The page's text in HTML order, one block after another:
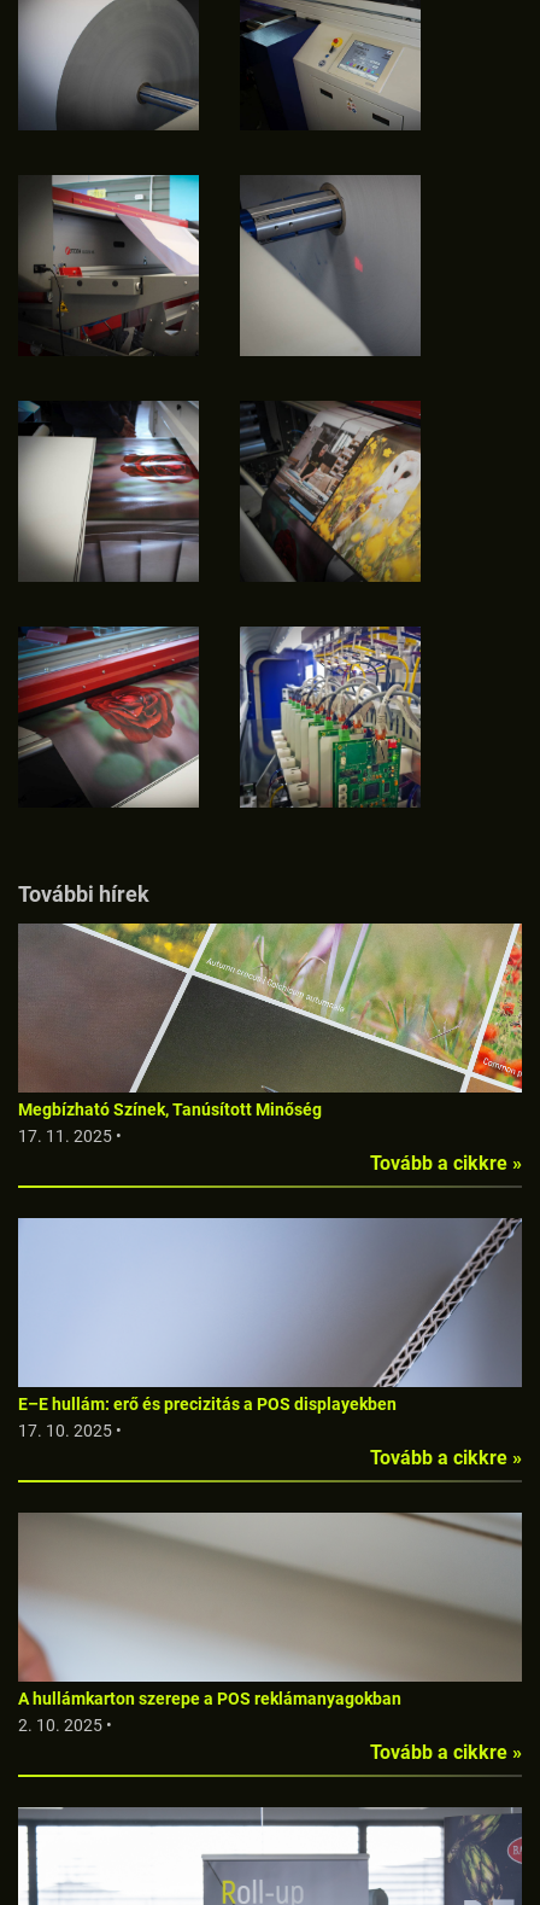
További hírek
Megbízható Színek, Tanúsított Minőség
17. 11. 2025 •
Tovább a cikkre »
E–E hullám: erő és precizitás a POS displayekben
17. 10. 2025 •
Tovább a cikkre »
A hullámkarton szerepe a POS reklámanyagokban
2. 10. 2025 •
Tovább a cikkre »